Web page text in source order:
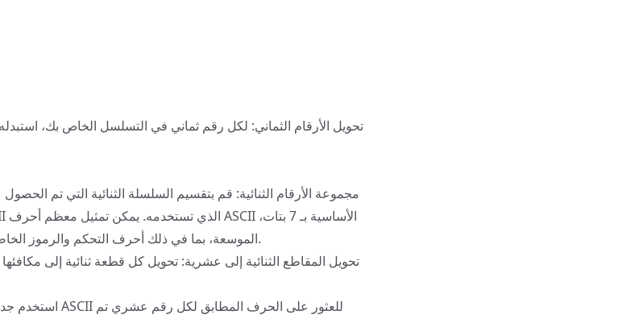
ولكن يتم استخدام 8 بتات لأحرف ASCII الموسعة، بما في ذلك أحرف التحكم والرموز الخاصة.
تحويل المقاطع الثنائية إلى عشرية: تحويل كل قطعة ثنائية إلى